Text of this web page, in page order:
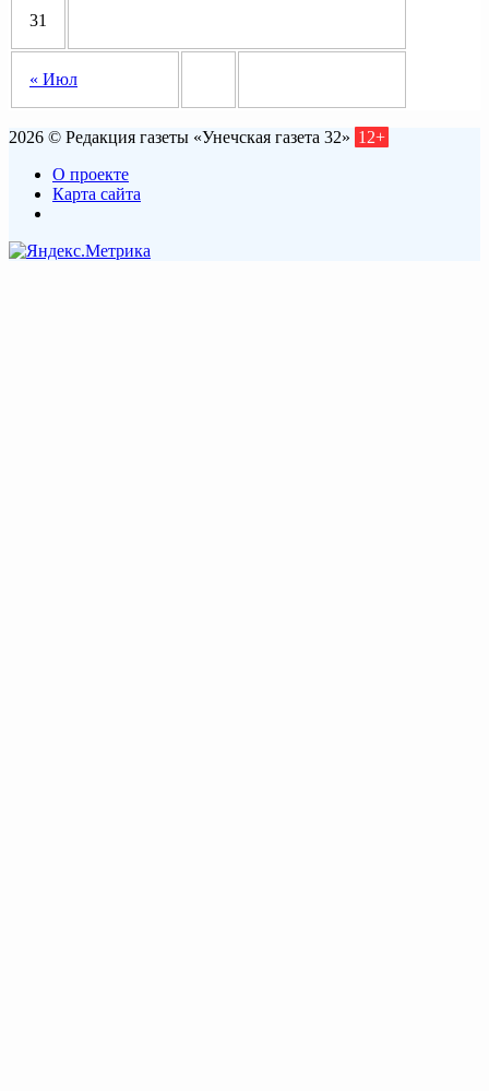
« Июл
31
2026 © Редакция газеты «Унечская газета 32» 12+
О проекте
Карта сайта